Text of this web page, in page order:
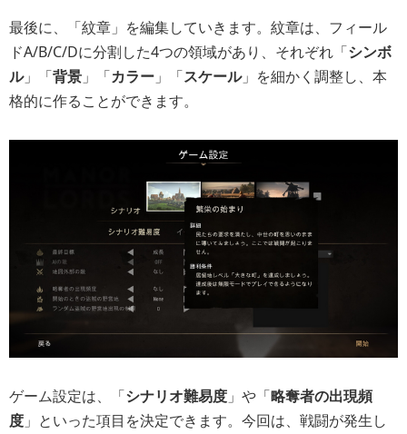
最後に、「紋章」を編集していきます。紋章は、フィール
ドA/B/C/Dに分割した4つの領域があり、それぞれ「シンボ
ル」「背景 」「カラー 」「スケール」を細かく調整し、本
格的に作ることができます。
ゲーム設定は、「シナリオ難易度 」や「略奪者の出現頻
度 」といった項目を決定できます。今回は、戦闘が発生し